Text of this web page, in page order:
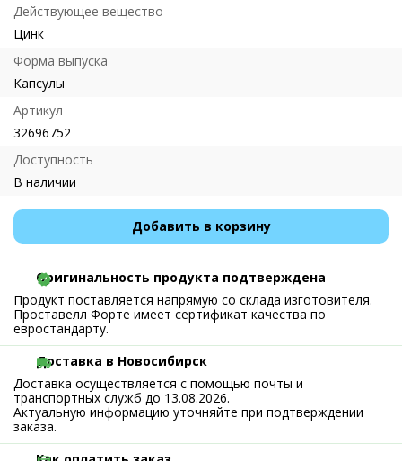
Действующее вещество
Цинк
Форма выпуска
Капсулы
Артикул
32696752
Доступность
В наличии
Добавить в корзину
Оригинальность продукта подтверждена
Продукт поставляется напрямую со склада изготовителя.
Проставелл Форте имеет сертификат качества по
евростандарту.
Доставка в Новосибирск
Доставка осуществляется с помощью почты и
транспортных служб до 13.08.2026.
Актуальную информацию уточняйте при подтверждении
заказа.